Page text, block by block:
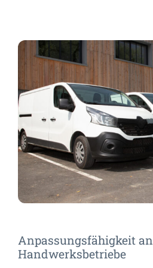
Anpassungsfähigkeit an
Handwerksbetriebe